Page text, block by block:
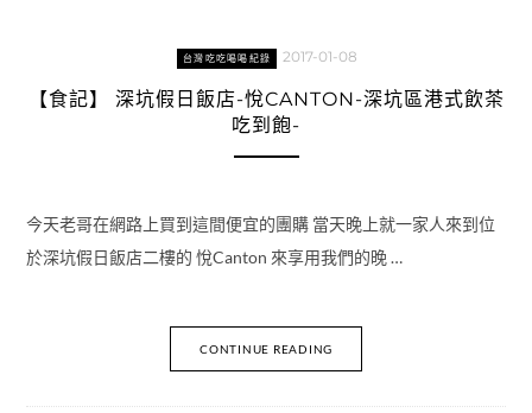
台灣吃吃喝喝紀錄 2017-01-08
【食記】 深坑假日飯店-悅CANTON-深坑區港式飲茶
吃到飽-
今天老哥在網路上買到這間便宜的團購 當天晚上就一家人來到位
於深坑假日飯店二樓的 悅Canton 來享用我們的晚 …
CONTINUE READING